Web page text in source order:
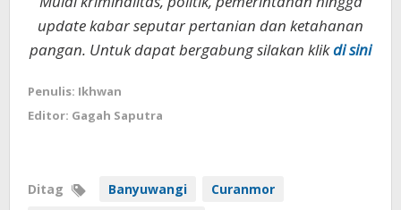
update kabar seputar pertanian dan ketahanan
pangan. Untuk dapat bergabung silakan klikdi sini
Penulis: Ikhwan
Editor: Gagah Saputra
Ditag Banyuwangi
Curanmor